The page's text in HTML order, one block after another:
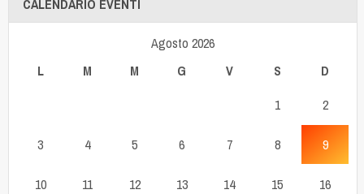
CALENDARIO EVENTI
Agosto 2026
L
M M G V S D
1 2
3 4 5 6 7 8 9
10 11 12 13 14 15 16